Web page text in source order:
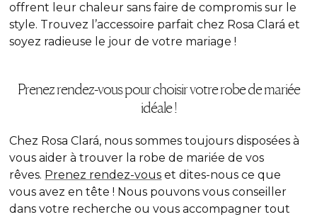
offrent leur chaleur sans faire de compromis sur le
style. Trouvez l’accessoire parfait chez Rosa Clará et
soyez radieuse le jour de votre mariage !
Prenez rendez-vous pour choisir votre robe de mariée
idéale !
Chez Rosa Clará, nous sommes toujours disposées à
vous aider à trouver la robe de mariée de vos
rêves. Prenez rendez-vous et dites-nous ce que
vous avez en tête ! Nous pouvons vous conseiller
dans votre recherche ou vous accompagner tout